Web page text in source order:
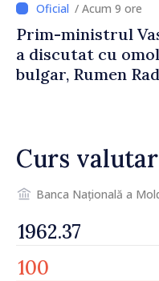
/ Acum 9 ore
Prim-ministrul
a discutat cu
bulgar, Rumen
Curs valutar
Banca Națională a